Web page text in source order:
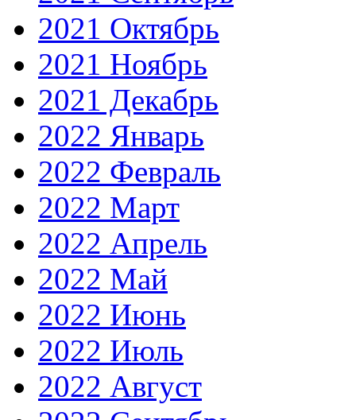
2021 Октябрь
2021 Ноябрь
2021 Декабрь
2022 Январь
2022 Февраль
2022 Март
2022 Апрель
2022 Май
2022 Июнь
2022 Июль
2022 Август